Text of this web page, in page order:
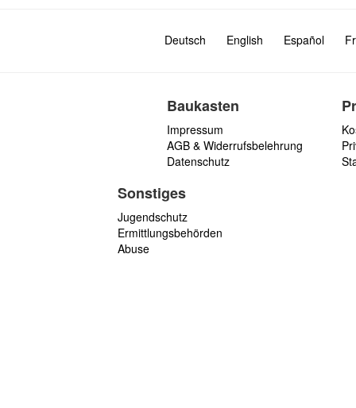
Deutsch English Español
Baukasten
Impressum
AGB & Widerrufsbelehrung
Datenschutz
Sonstiges
Jugendschutz
Ermittlungsbehörden
Abuse